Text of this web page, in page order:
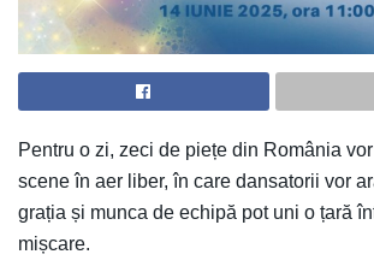
Pentru o zi, zeci de piețe din România
scene în aer liber, în care dansatorii vor
grația și munca de echipă pot uni o țară
mișcare.